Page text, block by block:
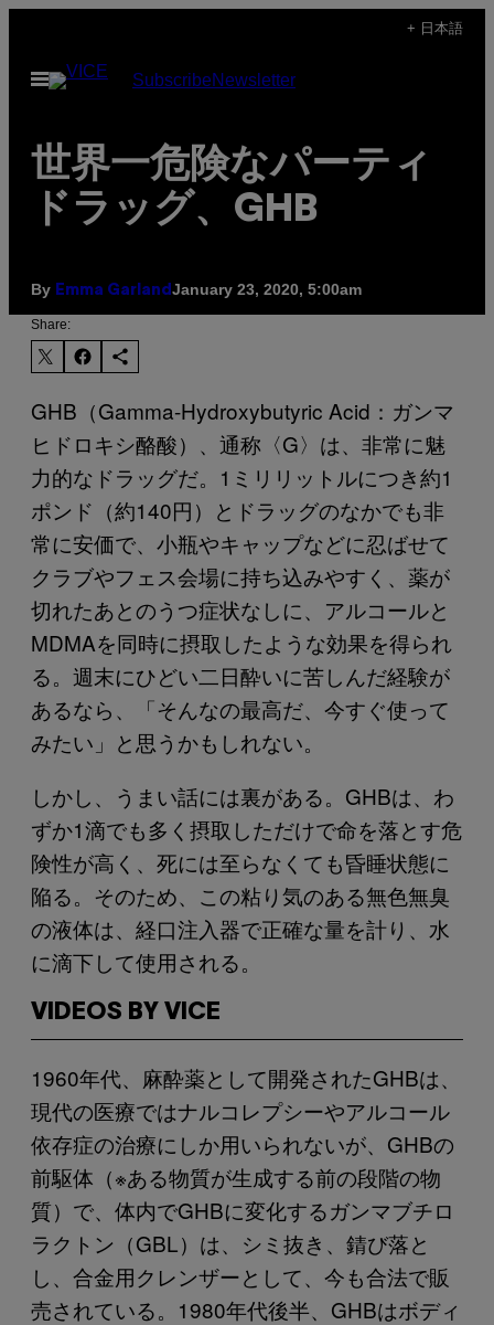
content
+ 日本語
Open
Menu
SubscribeNewsletter
世界一危険なパーティ
ドラッグ、GHB
By Emma Garland January 23, 2020, 5:00am
Share:
GHB（Gamma-Hydroxybutyric Acid：ガンマ
ヒドロキシ酪酸）、通称〈G〉は、非常に魅
力的なドラッグだ。1ミリリットルにつき約1
ポンド（約140円）とドラッグのなかでも非
常に安価で、小瓶やキャップなどに忍ばせて
クラブやフェス会場に持ち込みやすく、薬が
切れたあとのうつ症状なしに、アルコールと
MDMAを同時に摂取したような効果を得られ
る。週末にひどい二日酔いに苦しんだ経験が
あるなら、「そんなの最高だ、今すぐ使って
みたい」と思うかもしれない。
しかし、うまい話には裏がある。GHBは、わ
ずか1滴でも多く摂取しただけで命を落とす危
険性が高く、死には至らなくても昏睡状態に
陥る。そのため、この粘り気のある無色無臭
の液体は、経口注入器で正確な量を計り、水
に滴下して使用される。
VIDEOS BY VICE
1960年代、麻酔薬として開発されたGHBは、
現代の医療ではナルコレプシーやアルコール
依存症の治療にしか用いられないが、GHBの
前駆体（※ある物質が生成する前の段階の物
質）で、体内でGHBに変化するガンマブチロ
ラクトン（GBL）は、シミ抜き、錆び落と
し、合金用クレンザーとして、今も合法で販
売されている。1980年代後半、GHBはボディ